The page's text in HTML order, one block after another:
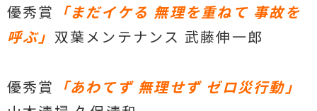
優秀賞
「まだイケる 無理を重ねて 事故を
呼ぶ」 双葉メンテナンス 武藤伸一郎
優秀賞
「あわてず 無理せず ゼロ災行動」